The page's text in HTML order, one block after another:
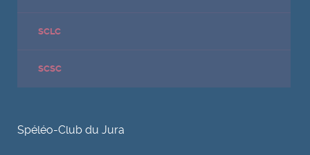
SCLC
SCSC
Spéléo-Club du Jura